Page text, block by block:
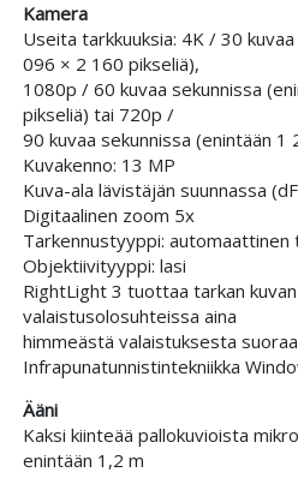
Kamera
Useita tarkkuuksia: 4K / 30
096 × 2 160 pikseliä),
1080p / 60 kuvaa sekunnissa
pikseliä) tai 720p /
90 kuvaa sekunnissa (enintään 1
Kuvakenno: 13 MP
Kuva-ala lävistäjän suunnassa
Digitaalinen zoom 5x
Tarkennustyyppi: automaattinen
Objektiivityyppi: lasi
RightLight 3 tuottaa tarkan
valaistusolosuhteissa aina
himmeästä valaistuksesta
Infrapunatunnistintekniikka
Ääni
Kaksi kiinteää pallokuvioista
enintään 1,2 m